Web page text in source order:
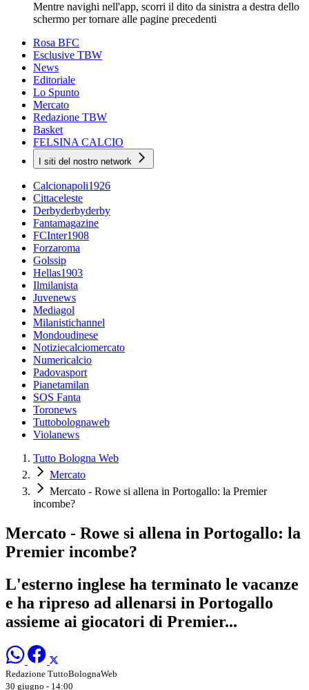
Mentre navighi nell'app, scorri il dito da sinistra a destra dello
schermo per tornare alle pagine precedenti
Rosa BFC
Esclusive TBW
News
Editoriale
Lo Spunto
Mercato
Redazione TBW
Basket
FELSINA CALCIO
I siti del nostro network
Calcionapoli1926
Cittaceleste
Derbyderbyderby
Fantamagazine
FCInter1908
Forzaroma
Golssip
Hellas1903
Ilmilanista
Juvenews
Mediagol
Milanistichannel
Mondoudinese
Notiziecalciomercato
Numericalcio
Padovasport
Pianetamilan
SOS Fanta
Toronews
Tuttobolognaweb
Violanews
Tutto Bologna Web
Mercato
Mercato - Rowe si allena in Portogallo: la Premier
incombe?
Mercato - Rowe si allena in Portogallo: la
Premier incombe?
L'esterno inglese ha terminato le vacanze
e ha ripreso ad allenarsi in Portogallo
assieme ai giocatori di Premier...
Redazione TuttoBolognaWeb
30 giugno - 14:00